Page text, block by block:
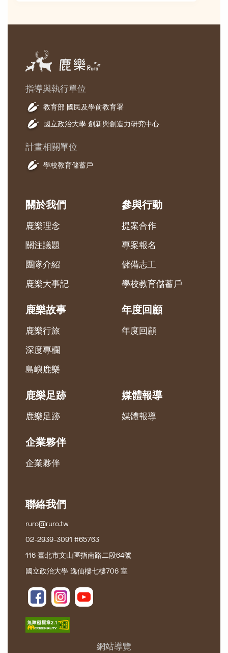
指導與執行單位
教育部 國民及學前教育署
國立政治大學 創新與創造力研究中心
計畫相關單位
學校教育儲蓄戶
關於我們
鹿樂理念
關注議題
團隊介紹
鹿樂大事記
參與行動
提案合作
專案報名
儲備志工
學校教育儲蓄戶
鹿樂故事
鹿樂行旅
深度專欄
島嶼鹿樂
年度回顧
年度回顧
鹿樂足跡
鹿樂足跡
媒體報導
媒體報導
企業夥伴
企業夥伴
聯絡我們
ruro@ruro.tw
02-2939-3091 #65763
116 臺北市文山區指南路二段64號
國立政治大學 逸仙樓七樓706 室
網站導覽